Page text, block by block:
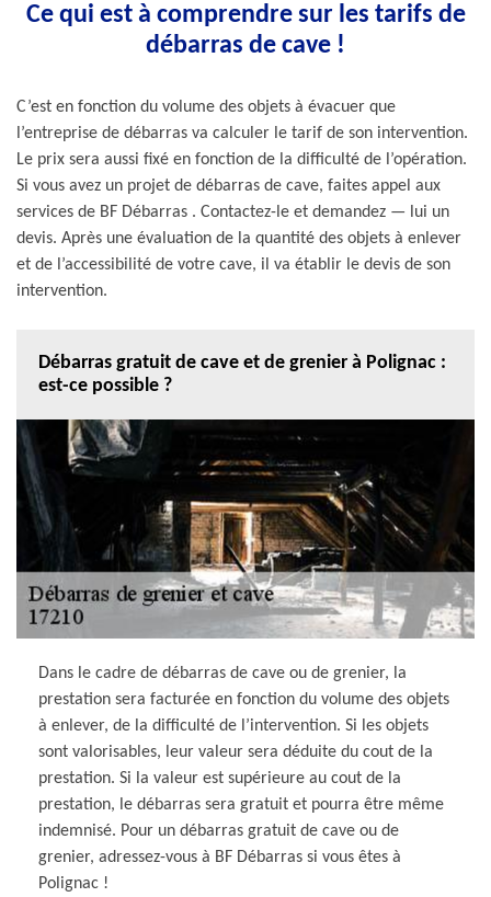
Ce qui est à comprendre sur les tarifs de
débarras de cave !
C’est en fonction du volume des objets à évacuer que
l’entreprise de débarras va calculer le tarif de son intervention.
Le prix sera aussi fixé en fonction de la difficulté de l’opération.
Si vous avez un projet de débarras de cave, faites appel aux
services de BF Débarras . Contactez-le et demandez — lui un
devis. Après une évaluation de la quantité des objets à enlever
et de l’accessibilité de votre cave, il va établir le devis de son
intervention.
Débarras gratuit de cave et de grenier à Polignac :
est-ce possible ?
Dans le cadre de débarras de cave ou de grenier, la
prestation sera facturée en fonction du volume des objets
à enlever, de la difficulté de l’intervention. Si les objets
sont valorisables, leur valeur sera déduite du cout de la
prestation. Si la valeur est supérieure au cout de la
prestation, le débarras sera gratuit et pourra être même
indemnisé. Pour un débarras gratuit de cave ou de
grenier, adressez-vous à BF Débarras si vous êtes à
Polignac !